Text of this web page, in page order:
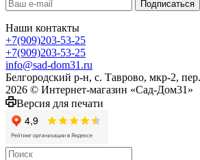
Наши контакты
+7(909)203-53-25
+7(909)203-53-25
info@sad-dom31.ru
Белгородский р-н, с. Таврово, мкр-2,
2026 © Интернет-магазин «Сад-Дом31»
Версия для печати